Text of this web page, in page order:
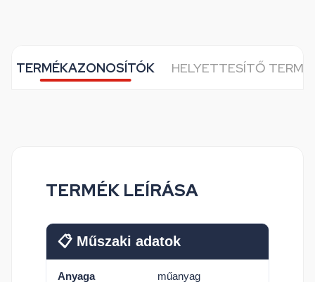
TERMÉKAZONOSÍTÓK HELYETTESÍTŐ
TERMÉK LEÍRÁSA
📋 Műszaki adatok
Anyaga műanyag